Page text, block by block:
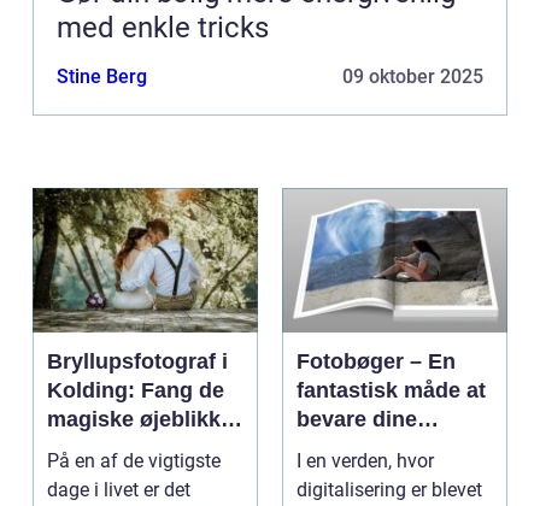
med enkle tricks
Stine Berg 09 oktober 2025
Bryllupsfotograf i
Kolding: Fang de
magiske øjeblikke
på din store dag
På en af de vigtigste
dage i livet er det
Fotobøger – En
fantastisk måde at
bevare dine
minder på
I en verden, hvor
digitalisering er blevet